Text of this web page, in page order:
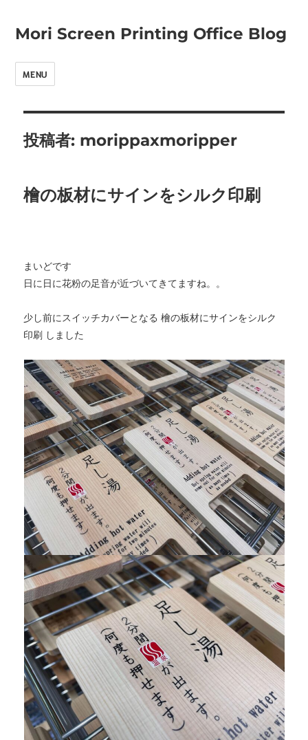
Mori Screen Printing Office Blog
MENU
投稿者: morippaxmoripper
檜の板材にサインをシルク印刷
まいどです
日に日に花粉の足音が近づいてきてますね。。
少し前にスイッチカバーとなる 檜の板材にサインをシルク
印刷 しました